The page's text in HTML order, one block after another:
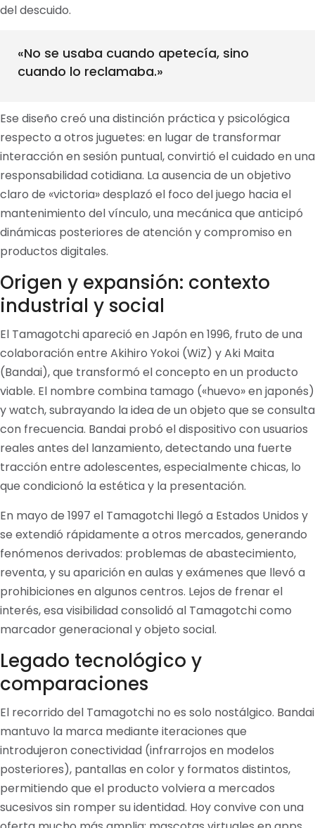
del descuido.
«No se usaba cuando apetecía, sino
cuando lo reclamaba.»
Ese diseño creó una distinción práctica y psicológica
respecto a otros juguetes: en lugar de transformar
interacción en sesión puntual, convirtió el cuidado en una
responsabilidad cotidiana. La ausencia de un objetivo
claro de «victoria» desplazó el foco del juego hacia el
mantenimiento del vínculo, una mecánica que anticipó
dinámicas posteriores de atención y compromiso en
productos digitales.
Origen y expansión: contexto
industrial y social
El Tamagotchi apareció en Japón en 1996, fruto de una
colaboración entre Akihiro Yokoi (WiZ) y Aki Maita
(Bandai), que transformó el concepto en un producto
viable. El nombre combina tamago («huevo» en japonés)
y watch, subrayando la idea de un objeto que se consulta
con frecuencia. Bandai probó el dispositivo con usuarios
reales antes del lanzamiento, detectando una fuerte
tracción entre adolescentes, especialmente chicas, lo
que condicionó la estética y la presentación.
En mayo de 1997 el Tamagotchi llegó a Estados Unidos y
se extendió rápidamente a otros mercados, generando
fenómenos derivados: problemas de abastecimiento,
reventa, y su aparición en aulas y exámenes que llevó a
prohibiciones en algunos centros. Lejos de frenar el
interés, esa visibilidad consolidó al Tamagotchi como
marcador generacional y objeto social.
Legado tecnológico y
comparaciones
El recorrido del Tamagotchi no es solo nostálgico. Bandai
mantuvo la marca mediante iteraciones que
introdujeron conectividad (infrarrojos en modelos
posteriores), pantallas en color y formatos distintos,
permitiendo que el producto volviera a mercados
sucesivos sin romper su identidad. Hoy convive con una